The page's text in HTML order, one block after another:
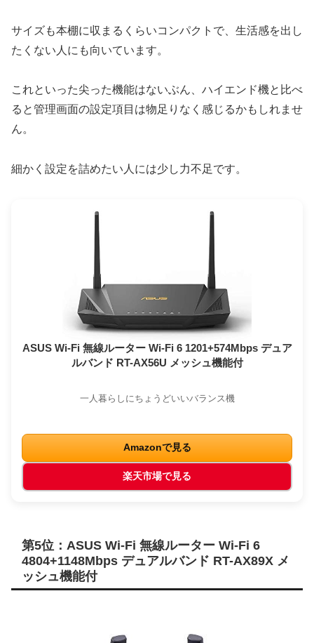
サイズも本棚に収まるくらいコンパクトで、生活感を出し
たくない人にも向いています。
これといった尖った機能はないぶん、ハイエンド機と比べ
ると管理画面の設定項目は物足りなく感じるかもしれませ
ん。
細かく設定を詰めたい人には少し力不足です。
ASUS Wi-Fi 無線ルーター Wi-Fi 6 1201+574Mbps デュア
ルバンド RT-AX56U メッシュ機能付
一人暮らしにちょうどいいバランス機
Amazonで見る
楽天市場で見る
第5位：ASUS Wi-Fi 無線ルーター Wi-Fi 6
4804+1148Mbps デュアルバンド RT-AX89X メ
ッシュ機能付